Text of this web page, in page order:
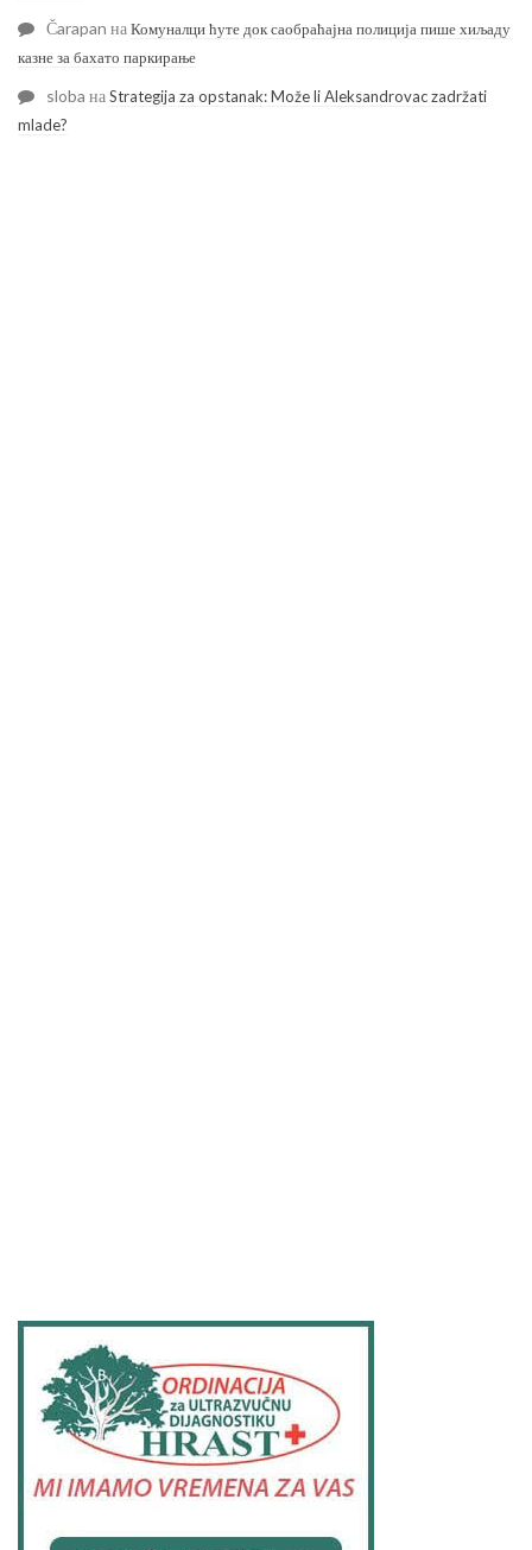
Čarapan наКомуналци ћуте док саобраћајна полиција пише хиљаду
казне за бахато паркирање
sloba наStrategija za opstanak: Može li Aleksandrovac zadržati
mlade?